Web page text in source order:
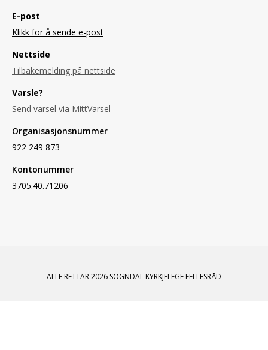
E-post
Klikk for å sende e-post
Nettside
Tilbakemelding på nettside
Varsle?
Send varsel via MittVarsel
Organisasjonsnummer
922 249 873
Kontonummer
3705.40.71206
ALLE RETTAR 2026 SOGNDAL KYRKJELEGE FELLESRÅD